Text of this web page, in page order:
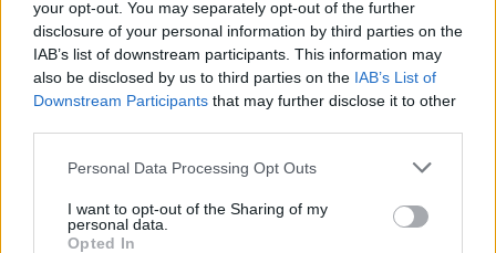
your opt-out. You may separately opt-out of the further
disclosure of your personal information by third parties on the
IAB’s list of downstream participants. This information may
also be disclosed by us to third parties on the IAB’s List of
Downstream Participants that may further disclose it to other
Personal Data Processing Opt Outs
I want to opt-out of the Sharing of my
personal data.
Opted In